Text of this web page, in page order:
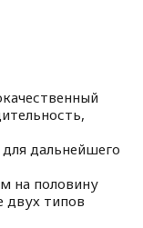
дальнейшего
на половину
двух типов